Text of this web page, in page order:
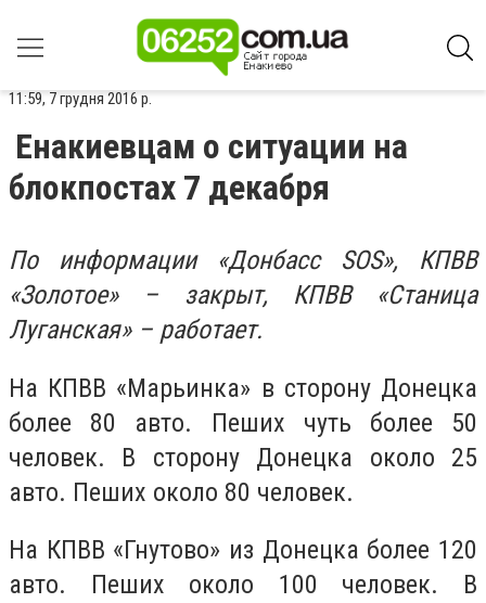
11:59, 7 грудня 2016 р.
Енакиевцам о ситуации на
блокпостах 7 декабря
По информации «Донбасс SOS», КПВВ
«Золотое» – закрыт, КПВВ «Станица
Луганская» – работает.
На КПВВ «Марьинка» в сторону Донецка
более 80 авто. Пеших чуть более 50
человек. В сторону Донецка около 25
авто. Пеших около 80 человек.
На КПВВ «Гнутово» из Донецка более 120
авто. Пеших около 100 человек. В